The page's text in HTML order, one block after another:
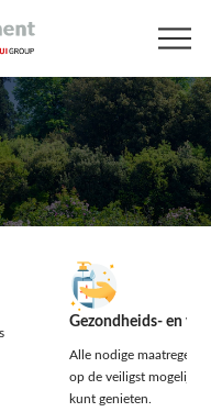
Gezondheids- en
Alle nodige
op de veiligst mogelijke
kunt genieten.